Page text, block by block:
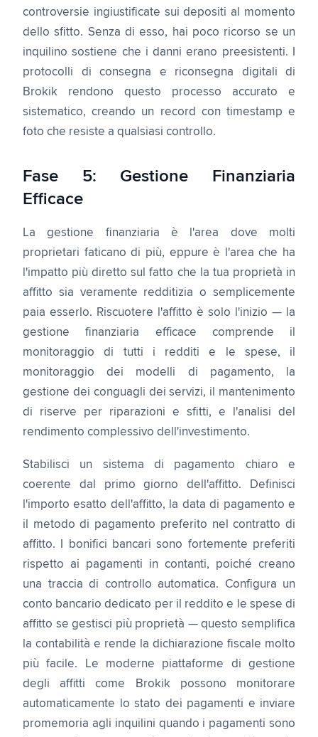
controversie ingiustificate sui depositi al momento
dello sfitto. Senza di esso, hai poco ricorso se un
inquilino sostiene che i danni erano preesistenti. I
protocolli di consegna e riconsegna digitali di
Brokik rendono questo processo accurato e
sistematico, creando un record con timestamp e
foto che resiste a qualsiasi controllo.
Fase 5: Gestione Finanziaria
Efficace
La gestione finanziaria è l'area dove molti
proprietari faticano di più, eppure è l'area che ha
l'impatto più diretto sul fatto che la tua proprietà in
affitto sia veramente redditizia o semplicemente
paia esserlo. Riscuotere l'affitto è solo l'inizio — la
gestione finanziaria efficace comprende il
monitoraggio di tutti i redditi e le spese, il
monitoraggio dei modelli di pagamento, la
gestione dei conguagli dei servizi, il mantenimento
di riserve per riparazioni e sfitti, e l'analisi del
rendimento complessivo dell'investimento.
Stabilisci un sistema di pagamento chiaro e
coerente dal primo giorno dell'affitto. Definisci
l'importo esatto dell'affitto, la data di pagamento e
il metodo di pagamento preferito nel contratto di
affitto. I bonifici bancari sono fortemente preferiti
rispetto ai pagamenti in contanti, poiché creano
una traccia di controllo automatica. Configura un
conto bancario dedicato per il reddito e le spese di
affitto se gestisci più proprietà — questo semplifica
la contabilità e rende la dichiarazione fiscale molto
più facile. Le moderne piattaforme di gestione
degli affitti come Brokik possono monitorare
automaticamente lo stato dei pagamenti e inviare
promemoria agli inquilini quando i pagamenti sono